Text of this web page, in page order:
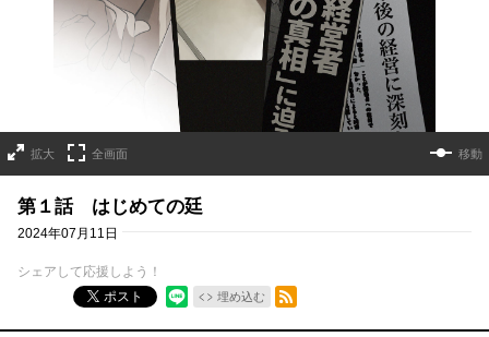
拡大 全画面 移動
第１話 はじめての廷
2024年07月11日
シェアして応援しよう！
ポスト
埋め込む
RSSフィード